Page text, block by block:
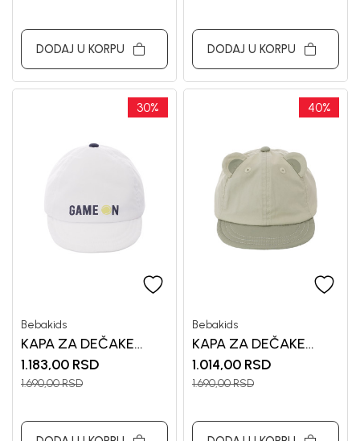
DODAJ U KORPU DODAJ U KORPU
30%
Bebakids
KAPA ZA DEČAKE
BEBAKIDS
1.183,00 RSD
1.690,00RSD
40%
Bebakids
KAPA ZA DEČAKE
BEBAKIDS
1.014,00 RSD
1.690,00RSD